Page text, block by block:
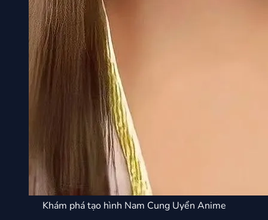
Khám phá tạo hình Nam Cung Uyển Anime